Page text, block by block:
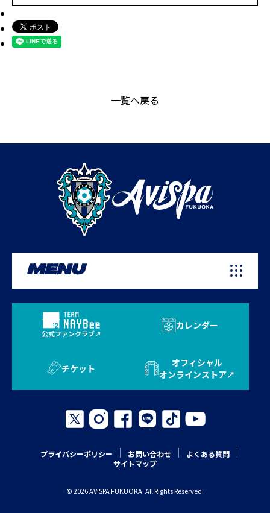
一覧へ戻る
MENU
公式ファンクラブ
カレンダー
チケット
オフィシャル
オンラインストア
プライバシーポリシー お問い合わせ
よくある質問
サイトマップ
© 2026 AVISPA FUKUOKA. All Rights Reserved.